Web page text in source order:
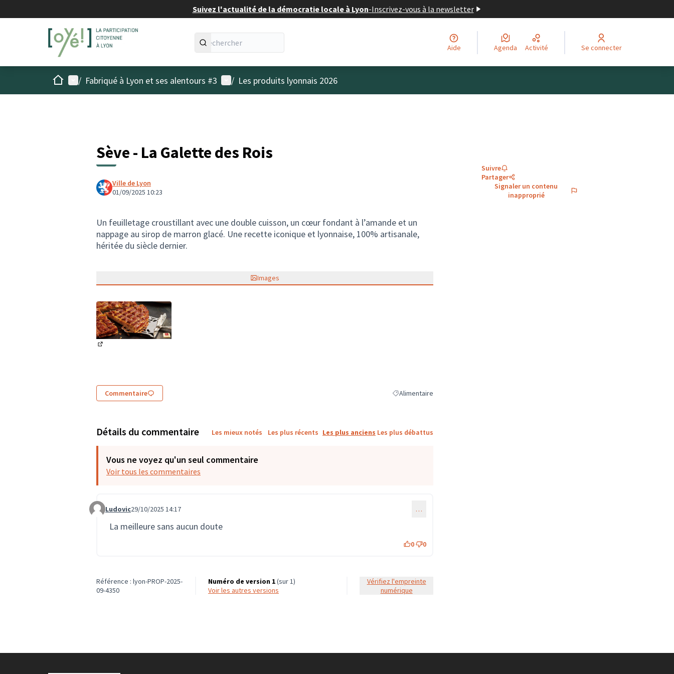
Suivez l'actualité de la démocratie locale à Lyon-Inscrivez-vous à la newsletter
Aide Agenda Activité Se connecter
AccueilMenu principal
/ Fabriqué à Lyon et ses alentours #3 Menu utilisateur
/ Les produits lyonnais 2026
Sève - La Galette des Rois
Ville de Lyon
01/09/2025 10:23
Un feuilletage croustillant avec une double cuisson, un cœur fondant à l’amande et un
nappage au sirop de marron glacé. Une recette iconique et lyonnaise, 100% artisanale,
héritée du siècle dernier.
Images
Commentaire Filtrer les résultats de la catégorie : Alimentaire
Alimentaire
Suivre
Partager
Signaler un contenu
inapproprié
Détails du commentaire Les mieux notés Les plus récents Les plus anciens Les plus débattus
Vous ne voyez qu'un seul commentaire
Voir tous les commentaires
Commentaire 4020
Ludovic29/10/2025 14:17 …
La meilleure sans aucun doute
0 0
Référence : lyon-PROP-2025-
09-4350
Numéro de version 1(sur 1)
voir les autres versions
Vérifiez l'empreinte
numérique